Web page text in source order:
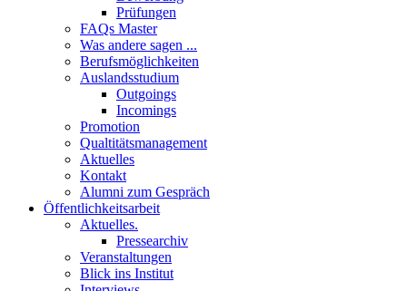
Prüfungen
FAQs Master
Was andere sagen ...
Berufsmöglichkeiten
Auslandsstudium
Outgoings
Incomings
Promotion
Qualtitätsmanagement
Aktuelles
Kontakt
Alumni zum Gespräch
Öffentlichkeitsarbeit
Aktuelles.
Pressearchiv
Veranstaltungen
Blick ins Institut